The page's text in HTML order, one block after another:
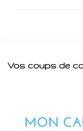
Vos coups de